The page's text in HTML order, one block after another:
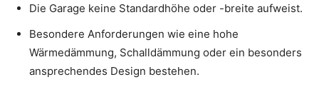
Die Garage keine Standardhöhe oder -breite aufweist.
Besondere Anforderungen wie eine hohe
Wärmedämmung, Schalldämmung oder ein besonders
ansprechendes Design bestehen.